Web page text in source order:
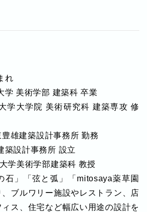
れ
美術学部 建築科 卒業
学大学院 美術研究科 建築専攻 修
雄建築設計事務所 勤務
設計事務所 設立
学美術学部建築科 教授
石」「弦と弧」「mitosaya薬草園
ブルワリー施設やレストラン、店
ス、住宅など幅広い用途の設計を